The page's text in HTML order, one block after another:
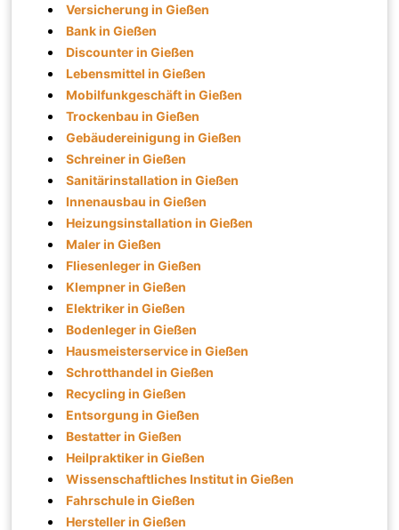
Versicherung in Gießen
Bank in Gießen
Discounter in Gießen
Lebensmittel in Gießen
Mobilfunkgeschäft in Gießen
Trockenbau in Gießen
Gebäudereinigung in Gießen
Schreiner in Gießen
Sanitärinstallation in Gießen
Innenausbau in Gießen
Heizungsinstallation in Gießen
Maler in Gießen
Fliesenleger in Gießen
Klempner in Gießen
Elektriker in Gießen
Bodenleger in Gießen
Hausmeisterservice in Gießen
Schrotthandel in Gießen
Recycling in Gießen
Entsorgung in Gießen
Bestatter in Gießen
Heilpraktiker in Gießen
Wissenschaftliches Institut in Gießen
Fahrschule in Gießen
Hersteller in Gießen